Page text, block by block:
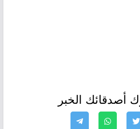
أصدقائك الخبر